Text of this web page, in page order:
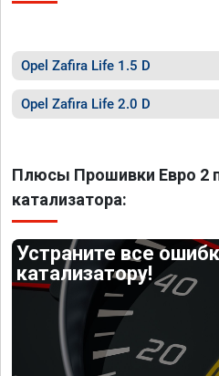
Opel Zafira Life 1.5 D
Opel Zafira Life 2.0 D
Плюсы Прошивки Евро 2
катализатора:
Устраните все
катализатору!